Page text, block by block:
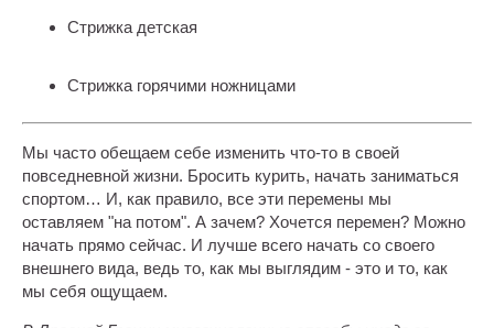
Стрижка детская
Стрижка горячими ножницами
Мы часто обещаем себе изменить что-то в своей
повседневной жизни. Бросить курить, начать заниматься
спортом… И, как правило, все эти перемены мы
оставляем "на потом". А зачем? Хочется перемен? Можно
начать прямо сейчас. И лучше всего начать со своего
внешнего вида, ведь то, как мы выглядим - это и то, как
мы себя ощущаем.